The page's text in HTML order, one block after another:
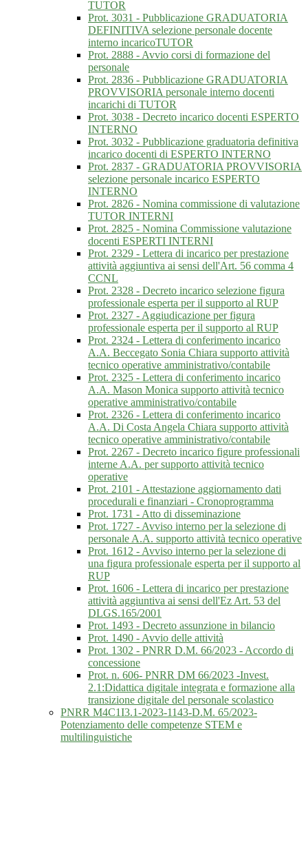
TUTOR
Prot. 3031 - Pubblicazione GRADUATORIA
DEFINITIVA selezione personale docente
interno incaricoTUTOR
Prot. 2888 - Avvio corsi di formazione del
personale
Prot. 2836 - Pubblicazione GRADUATORIA
PROVVISORIA personale interno docenti
incarichi di TUTOR
Prot. 3038 - Decreto incarico docenti ESPERTO
INTERNO
Prot. 3032 - Pubblicazione graduatoria definitiva
incarico docenti di ESPERTO INTERNO
Prot. 2837 - GRADUATORIA PROVVISORIA
selezione personale incarico ESPERTO
INTERNO
Prot. 2826 - Nomina commissione di valutazione
TUTOR INTERNI
Prot. 2825 - Nomina Commissione valutazione
docenti ESPERTI INTERNI
Prot. 2329 - Lettera di incarico per prestazione
attività aggiuntiva ai sensi dell'Art. 56 comma 4
CCNL
Prot. 2328 - Decreto incarico selezione figura
professionale esperta per il supporto al RUP
Prot. 2327 - Aggiudicazione per figura
professionale esperta per il supporto al RUP
Prot. 2324 - Lettera di conferimento incarico
A.A. Beccegato Sonia Chiara supporto attività
tecnico operative amministrativo/contabile
Prot. 2325 - Lettera di conferimento incarico
A.A. Mason Monica supporto attività tecnico
operative amministrativo/contabile
Prot. 2326 - Lettera di conferimento incarico
A.A. Di Costa Angela Chiara supporto attività
tecnico operative amministrativo/contabile
Prot. 2267 - Decreto incarico figure professionali
interne A.A. per supporto attività tecnico
operative
Prot. 2101 - Attestazione aggiornamento dati
procedurali e finanziari - Cronoprogramma
Prot. 1731 - Atto di disseminazione
Prot. 1727 - Avviso interno per la selezione di
personale A.A. supporto attività tecnico operative
Prot. 1612 - Avviso interno per la selezione di
una figura professionale esperta per il supporto al
RUP
Prot. 1606 - Lettera di incarico per prestazione
attività aggiuntiva ai sensi dell'Ez Art. 53 del
DLGS.165/2001
Prot. 1493 - Decreto assunzione in bilancio
Prot. 1490 - Avvio delle attività
Prot. 1302 - PNRR D.M. 66/2023 - Accordo di
concessione
Prot. n. 606- PNRR DM 66/2023 -Invest.
2.1:Didattica digitale integrata e formazione alla
transizione digitale del personale scolastico
PNRR M4C1I3.1-2023-1143-D.M. 65/2023-
Potenziamento delle competenze STEM e
multilinguistiche